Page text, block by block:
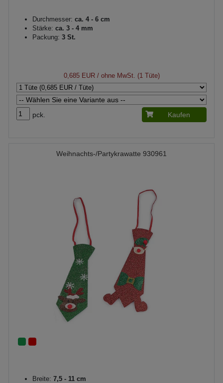
Durchmesser: ca. 4 - 6 cm
Stärke: ca. 3 - 4 mm
Packung: 3 St.
0,685 EUR/ ohne MwSt. (1 Tüte)
pck. Kaufen
Weihnachts-/Partykrawatte 930961
Breite: 7,5 - 11 cm